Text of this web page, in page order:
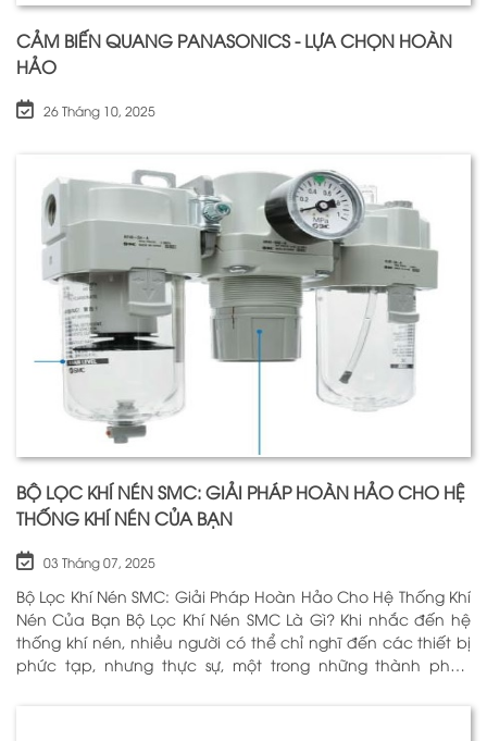
CẢM BIẾN QUANG PANASONICS - LỰA CHỌN HOÀN
HẢO
26 Tháng 10, 2025
BỘ LỌC KHÍ NÉN SMC: GIẢI PHÁP HOÀN HẢO CHO HỆ
THỐNG KHÍ NÉN CỦA BẠN
03 Tháng 07, 2025
Bộ Lọc Khí Nén SMC: Giải Pháp Hoàn Hảo Cho Hệ Thống Khí
Nén Của Bạn Bộ Lọc Khí Nén SMC Là Gì? Khi nhắc đến hệ
thống khí nén, nhiều người có thể chỉ nghĩ đến các thiết bị
phức tạp, nhưng thực sự, một trong những thành phần